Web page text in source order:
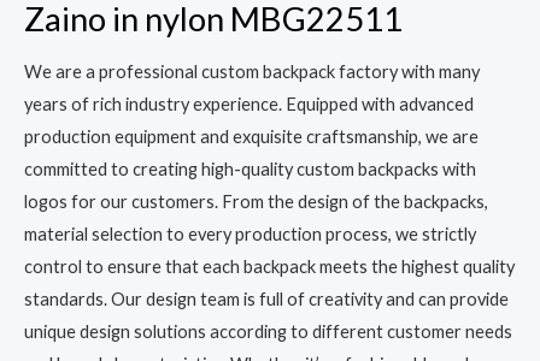
Zaino in nylon MBG22511
We are a professional custom backpack factory with many
years of rich industry experience. Equipped with advanced
production equipment and exquisite craftsmanship, we are
committed to creating high-quality custom backpacks with
logos for our customers. From the design of the backpacks,
material selection to every production process, we strictly
control to ensure that each backpack meets the highest quality
standards. Our design team is full of creativity and can provide
unique design solutions according to different customer needs